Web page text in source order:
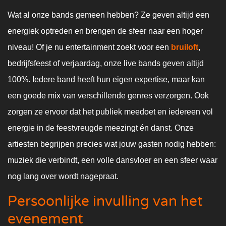
Wat al onze bands gemeen hebben? Ze geven altijd een
energiek optreden en brengen de sfeer naar een hoger
niveau! Of je nu entertainment zoekt voor een bruiloft,
bedrijfsfeest of verjaardag, onze live bands geven altijd
100%. Iedere band heeft hun eigen expertise, maar kan
een goede mix van verschillende genres verzorgen. Ook
zorgen ze ervoor dat het publiek meedoet en iedereen vol
energie in de feestvreugde meezingt én danst. Onze
artiesten begrijpen precies wat jouw gasten nodig hebben:
muziek die verbindt, een volle dansvloer en een sfeer waar
nog lang over wordt nagepraat.
Persoonlijke invulling van het
evenement